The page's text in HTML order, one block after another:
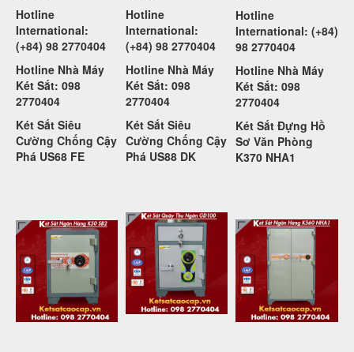
Hotline
International:
(+84) 98 2770404
Hotline Nhà Máy
Két Sắt: 098
2770404
Két Sắt Siêu
Cường Chống Cậy
Phá US68 FE
Hotline
International:
(+84) 98 2770404
Hotline Nhà Máy
Két Sắt: 098
2770404
Két Sắt Siêu
Cường Chống Cậy
Phá US88 DK
Hotline
International: (+84)
98 2770404
Hotline Nhà Máy
Két Sắt: 098
2770404
Két Sắt Đựng Hồ
Sơ Văn Phòng
K370 NHA1